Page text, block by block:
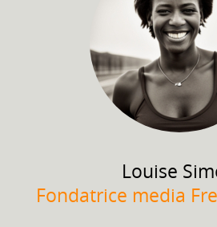
Louise
Fondatrice media